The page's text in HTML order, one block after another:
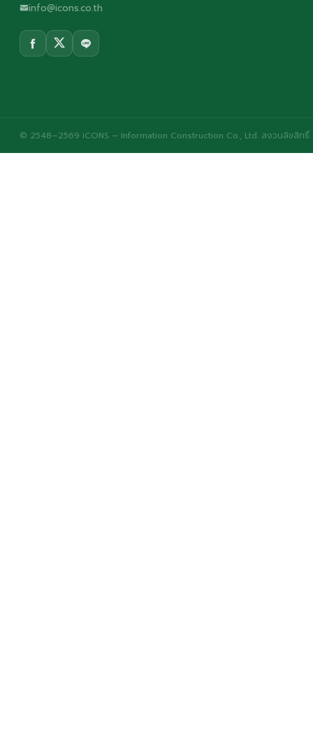
info@icons.co.th
© 2548–2569 iCONS – Information Construction Co., Ltd. สงวนลิขสิทธิ์